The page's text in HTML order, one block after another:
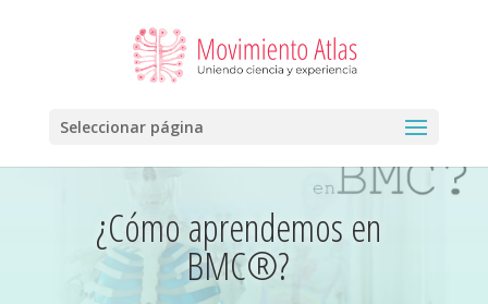
Seleccionar página
¿Cómo aprendemos en
BMC®?